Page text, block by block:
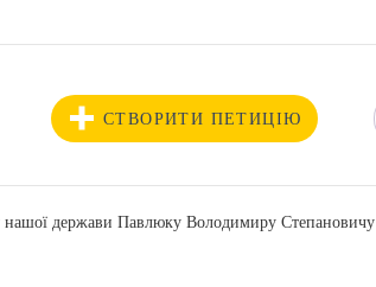
СТВОРИТИ ПЕТИЦІЮ
держави Павлюку Володимиру Степановичу